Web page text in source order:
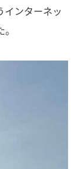
インターネッ